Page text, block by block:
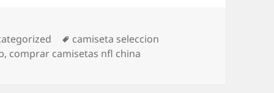
Etiquetas
camiseta seleccion
, comprar camisetas nfl china